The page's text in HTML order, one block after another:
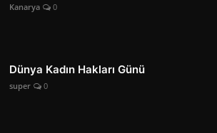
Kanarya 0
Dünya Kadın Hakları Günü
super 0